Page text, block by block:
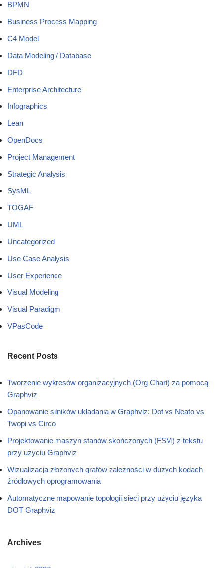
BPMN
Business Process Mapping
C4 Model
Data Modeling / Database
DFD
Enterprise Architecture
Infographics
Lean
OpenDocs
Project Management
Strategic Analysis
SysML
TOGAF
UML
Uncategorized
Use Case Analysis
User Experience
Visual Modeling
Visual Paradigm
VPasCode
Recent Posts
Tworzenie wykresów organizacyjnych (Org Chart) za pomocą
Graphviz
Opanowanie silników układania w Graphviz: Dot vs Neato vs
Twopi vs Circo
Projektowanie maszyn stanów skończonych (FSM) z tekstu
przy użyciu Graphviz
Wizualizacja złożonych grafów zależności w dużych kodach
źródłowych oprogramowania
Automatyczne mapowanie topologii sieci przy użyciu języka
DOT Graphviz
Archives